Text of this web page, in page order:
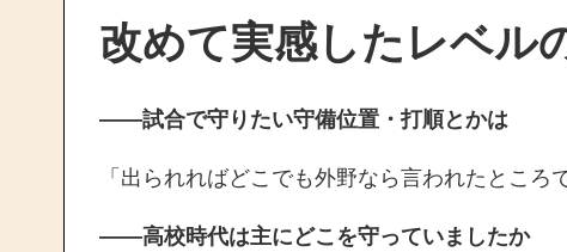
改めて実感したレベル
——試合で守りたい守備位置・打順とかは
「出られればどこでも外野なら言われたところ
——高校時代は主にどこを守っていましたか